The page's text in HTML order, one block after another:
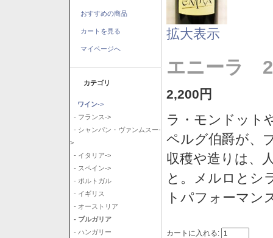
おすすめの商品
カートを見る
マイページへ
カテゴリ
ワイン->
- フランス->
- シャンパン・ヴァンムスー-
>
- イタリア->
- スペイン->
- ポルトガル
- イギリス
- オーストリア
- ブルガリア
- ハンガリー
拡大表示
エニーラ
2,200円
ラ・モンドット
ペルグ伯爵が、
収穫や造りは、
と。メルロとシ
トパフォーマン
カートに入れる: